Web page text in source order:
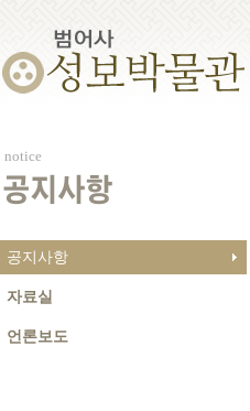
notice
공지사항
공지사항
자료실
언론보도